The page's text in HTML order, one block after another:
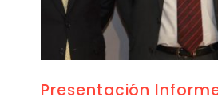
Presentación